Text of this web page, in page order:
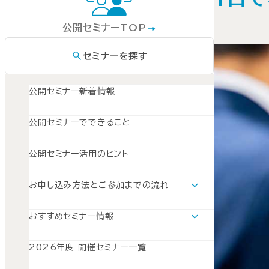
公開セミナーTOP
セミナーを探す
公開セミナー新着情報
公開セミナーでできること
公開セミナー活用のヒント
お申し込み方法とご参加までの流れ
おすすめセミナー情報
自職場の問題解決と課題形成を学べるセミナー4選
2026年度 開催セミナー一覧